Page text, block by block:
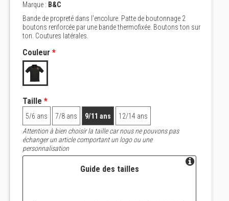
Marque : B&C
Bande de propreté dans l'encolure. Patte de boutonnage 2
boutons renforcée par une bande thermofixée. Boutons ton sur
ton. Coutures latérales.
Couleur *
Taille *
5/6 ans 7/8 ans 9/11 ans
12/14 ans
Attention à bien choisir la taille car nous ne pouvons pas
échanger un article comportant un logo ou une
personnalisation
Guide des tailles